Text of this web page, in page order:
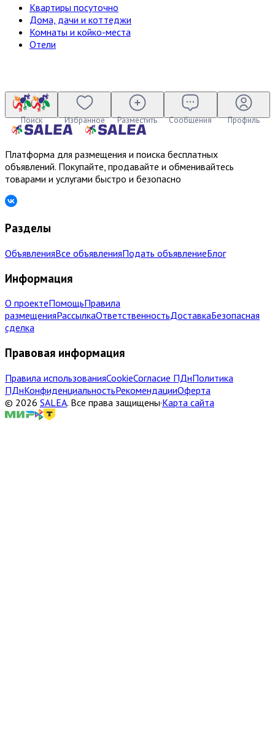
Квартиры посуточно
Дома, дачи и коттеджи
Комнаты и койко-места
Отели
Поиск Избранное Разместить Сообщения Профиль
Платформа для размещения и поиска бесплатных
объявлений. Покупайте, продавайте и обменивайтесь
товарами и услугами быстро и безопасно
Разделы
ОбъявленияВсе объявленияПодать объявлениеБлог
Информация
О проектеПомощьПравила
размещенияРассылкаОтветственностьДоставкаБезопасная
сделка
Правовая информация
Правила использованияCookieСогласие ПДнПолитика
ПДнКонфиденциальностьРекомендацииОферта
© 2026 SALEA. Все права защищены·Карта сайта